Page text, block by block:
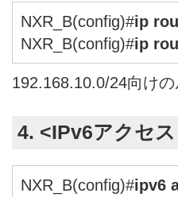
NXR_B(config)#ip
NXR_B(config)#ip
192.168.10.0/24向けの
4. <IPv6アクセ
NXR_B(config)#ipv6